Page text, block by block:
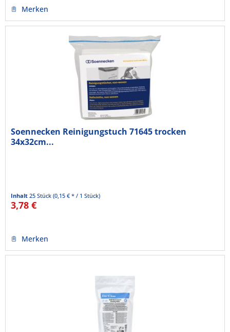
Merken
Soennecken Reinigungstuch 71645 trocken
34x32cm...
Inhalt 25 Stück(0,15 € * / 1 Stück)
3,78 €
Merken